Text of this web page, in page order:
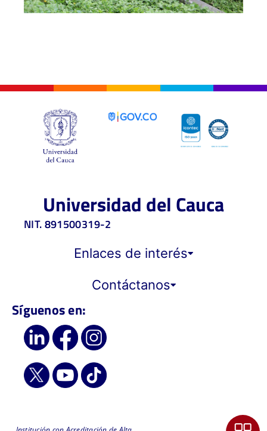
Universidad del Cauca
NIT. 891500319-2
Enlaces de interés
Contáctanos
Síguenos en: